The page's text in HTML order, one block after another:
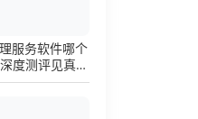
服务软件哪个
度测评见真
你把钱花在刀